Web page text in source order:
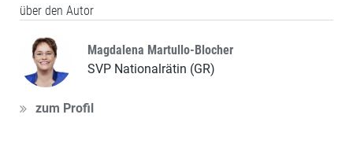
über den Autor
Magdalena Martullo-Blocher
SVP Nationalrätin (GR)
zum Profil